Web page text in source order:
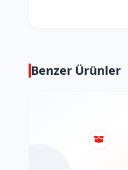
Benzer Ürünler